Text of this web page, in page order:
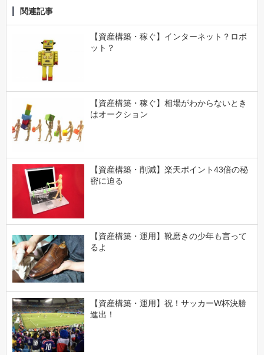
関連記事
【資産構築・稼ぐ】インターネット？ロボ
ット？
【資産構築・稼ぐ】相場がわからないとき
はオークション
【資産構築・削減】楽天ポイント43倍の秘
密に迫る
【資産構築・運用】靴磨きの少年も言って
るよ
【資産構築・運用】祝！サッカーW杯決勝
進出！